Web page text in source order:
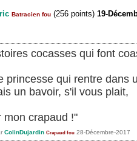
Batracien fou (256 points) 19-
cocasses qui font
princesse qui rentre dans
un bavoir, s'il vous plait,
mon crapaud !"
ColinDujardin Crapaud fou 28-Décembre-2017